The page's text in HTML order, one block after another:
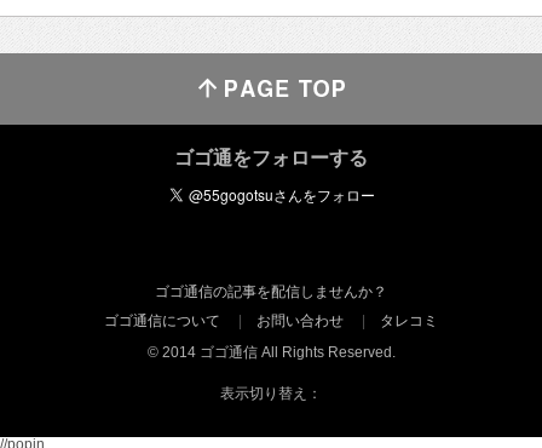
ゴゴ通をフォローする
ゴゴ通信の記事を配信しませんか？
ゴゴ通信について
お問い合わせ
タレコミ
© 2014 ゴゴ通信 All Rights Reserved.
表示切り替え：